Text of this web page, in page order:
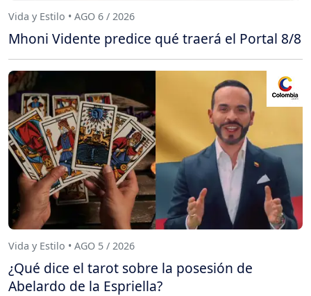
Vida y Estilo • AGO 6 / 2026
Mhoni Vidente predice qué traerá el Portal 8/8
Vida y Estilo • AGO 5 / 2026
¿Qué dice el tarot sobre la posesión de
Abelardo de la Espriella?